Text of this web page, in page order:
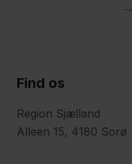
Find os
Region Sjælland
Alleen 15, 4180 Sorø